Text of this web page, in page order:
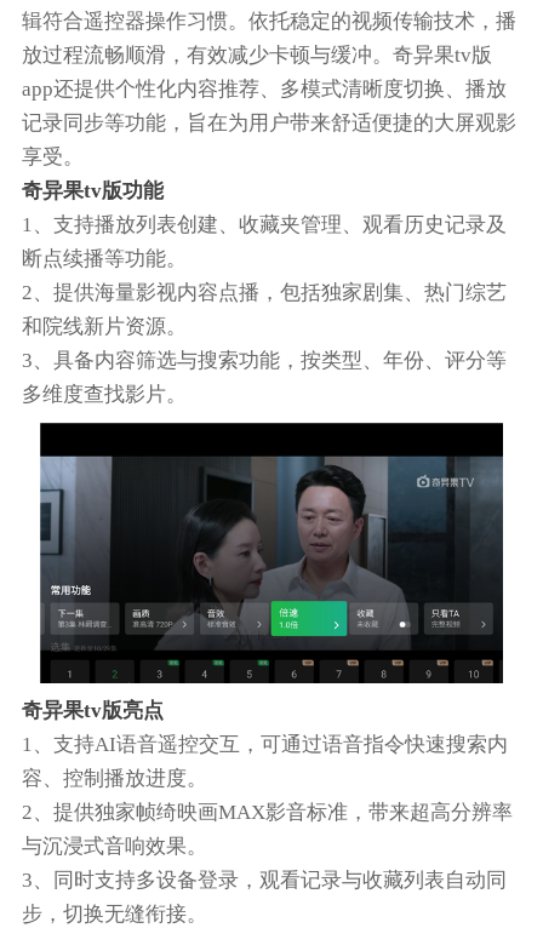
辑符合遥控器操作习惯。依托稳定的视频传输技术，播
放过程流畅顺滑，有效减少卡顿与缓冲。奇异果tv版
app还提供个性化内容推荐、多模式清晰度切换、播放
记录同步等功能，旨在为用户带来舒适便捷的大屏观影
享受。
奇异果tv版功能
1、支持播放列表创建、收藏夹管理、观看历史记录及
断点续播等功能。
2、提供海量影视内容点播，包括独家剧集、热门综艺
和院线新片资源。
3、具备内容筛选与搜索功能，按类型、年份、评分等
多维度查找影片。
奇异果tv版亮点
1、支持AI语音遥控交互，可通过语音指令快速搜索内
容、控制播放进度。
2、提供独家帧绮映画MAX影音标准，带来超高分辨率
与沉浸式音响效果。
3、同时支持多设备登录，观看记录与收藏列表自动同
步，切换无缝衔接。